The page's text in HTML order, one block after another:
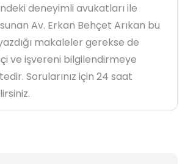
deneyimli avukatları ile
Av. Erkan Behçet Arıkan bu
makaleler gerekse de
ve işvereni bilgilendirmeye
Sorularınız için 24 saat